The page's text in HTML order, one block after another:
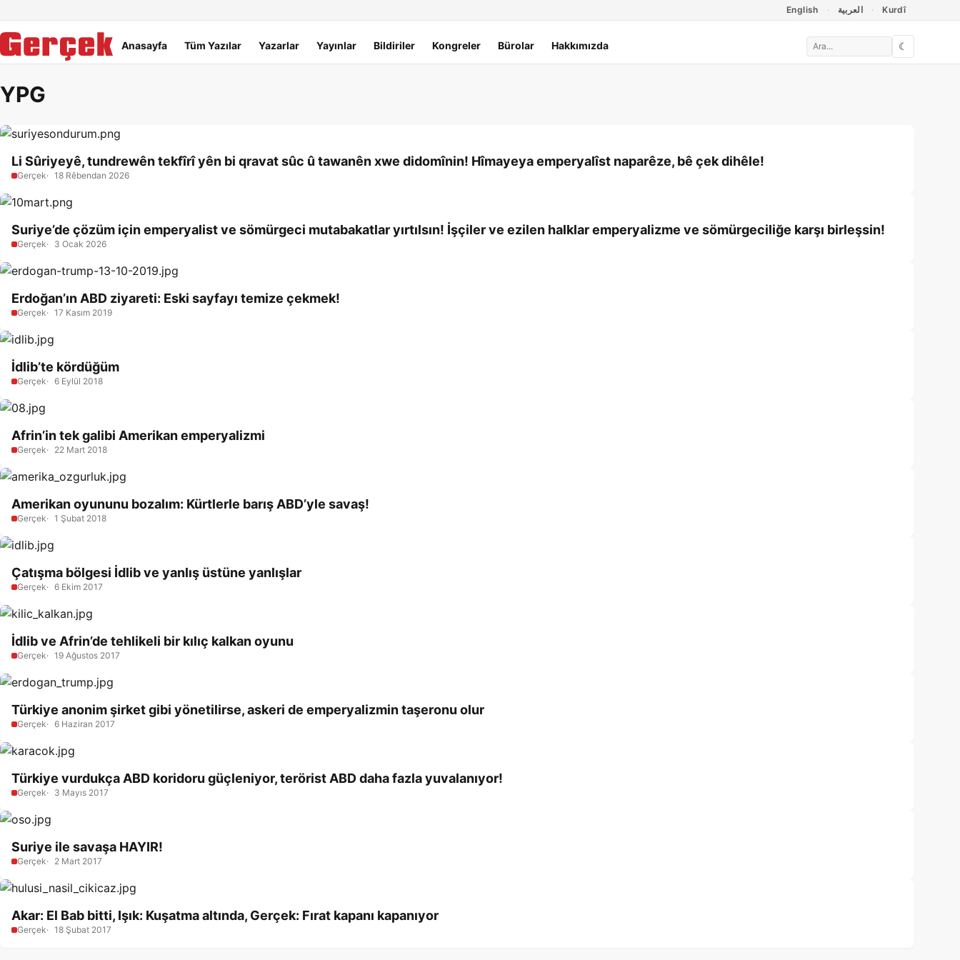
English العربية Kurdî
Ana menü
Anasayfa Tüm Yazılar Yazarlar Yayınlar Bildiriler Kongreler Bürolar Hakkımızda ☾
YPG
Li Sûriyeyê, tundrewên tekfîrî yên bi qravat sûc û tawanên xwe didomînin! Hîmayeya emperyalîst naparêze, bê çek dihêle!
Gerçek 18 Rêbendan 2026
Suriye’de çözüm için emperyalist ve sömürgeci mutabakatlar yırtılsın! İşçiler ve ezilen halklar emperyalizme ve sömürgeciliğe karşı birleşsin!
Gerçek 3 Ocak 2026
Erdoğan’ın ABD ziyareti: Eski sayfayı temize çekmek!
Gerçek 17 Kasım 2019
İdlib’te kördüğüm
Gerçek 6 Eylül 2018
Afrin’in tek galibi Amerikan emperyalizmi
Gerçek 22 Mart 2018
Amerikan oyununu bozalım: Kürtlerle barış ABD’yle savaş!
Gerçek 1 Şubat 2018
Çatışma bölgesi İdlib ve yanlış üstüne yanlışlar
Gerçek 6 Ekim 2017
İdlib ve Afrin’de tehlikeli bir kılıç kalkan oyunu
Gerçek 19 Ağustos 2017
Türkiye anonim şirket gibi yönetilirse, askeri de emperyalizmin taşeronu olur
Gerçek 6 Haziran 2017
Türkiye vurdukça ABD koridoru güçleniyor, terörist ABD daha fazla yuvalanıyor!
Gerçek 3 Mayıs 2017
Suriye ile savaşa HAYIR!
Gerçek 2 Mart 2017
Akar: El Bab bitti, Işık: Kuşatma altında, Gerçek: Fırat kapanı kapanıyor
Gerçek 18 Şubat 2017